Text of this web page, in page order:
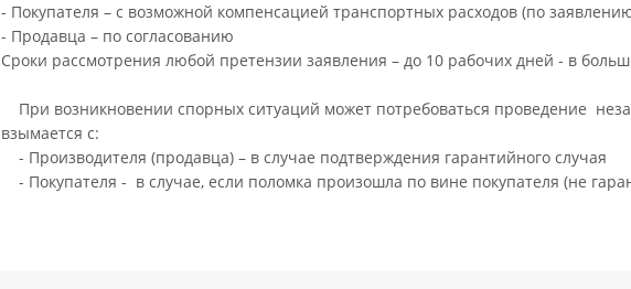
- Покупателя – с возможной компенсацией транспортных расходов (по
- Продавца – по согласованию
Сроки рассмотрения любой претензии заявления – до 10 рабочих дней - в
При возникновении спорных ситуаций может потребоваться проведение
взымается с:
- Производителя (продавца) – в случае подтверждения гарантийного случая
- Покупателя - в случае, если поломка произошла по вине покупателя (не